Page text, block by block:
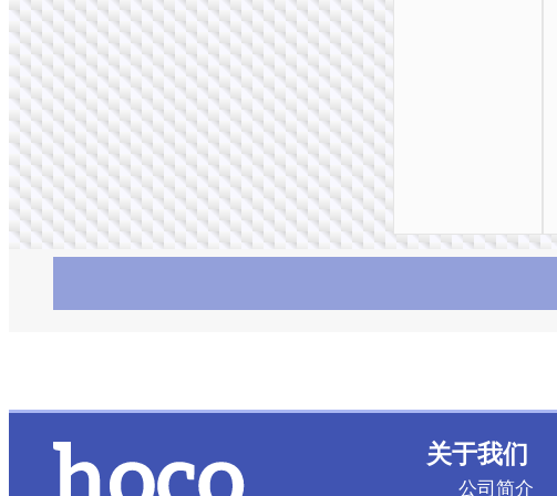
关于我们
公司简介